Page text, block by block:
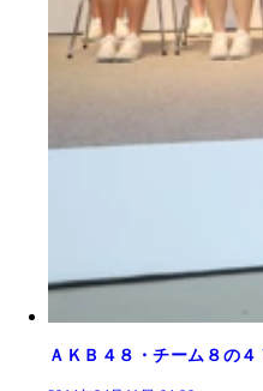
ＡＫＢ４８・チーム８の